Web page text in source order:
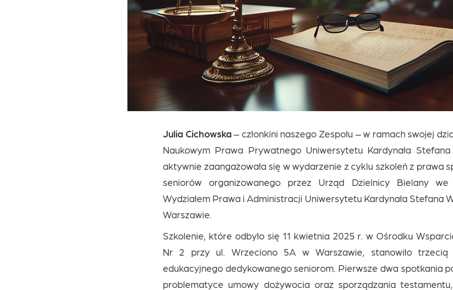
Julia Cichowska– członkini naszego Zespołu – w ramach swojej
Naukowym Prawa Prywatnego Uniwersytetu Kardynała
aktywnie zaangażowała się w wydarzenie z cyklu szkoleń z prawa
seniorów organizowanego przez Urząd Dzielnicy Bielany we
Wydziałem Prawa i Administracji Uniwersytetu Kardynała Stefana
Warszawie.
Szkolenie, które odbyło się 11 kwietnia 2025 r. w Ośrodku
Nr 2 przy ul. Wrzeciono 5A w Warszawie, stanowiło trzecią
edukacyjnego dedykowanego seniorom. Pierwsze dwa spotkania
problematyce umowy dożywocia oraz sporządzania